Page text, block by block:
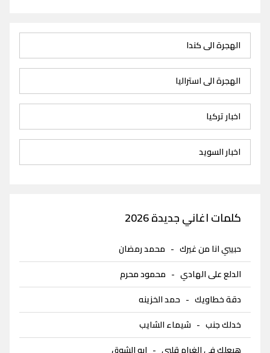
الهجرة الى كندا
الهجرة الى استراليا
اخبار تركيا
اخبار السويد
كلمات اغاني جديدة 2026
حبيبي انا من غيرك - محمد رمضان
الدلع على الهادي - محمود محرم
دقة خطاويك - حمد الخزينه
خدلك جنب - شيماء الشايب